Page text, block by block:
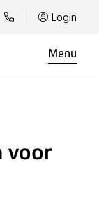
Login
Menu
voor